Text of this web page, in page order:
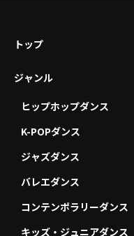
トップ
ジャンル
ヒップホップダンス
K-POPダンス
ジャズダンス
バレエダンス
コンテンポラリーダンス
キッズ・ジュニアダンス